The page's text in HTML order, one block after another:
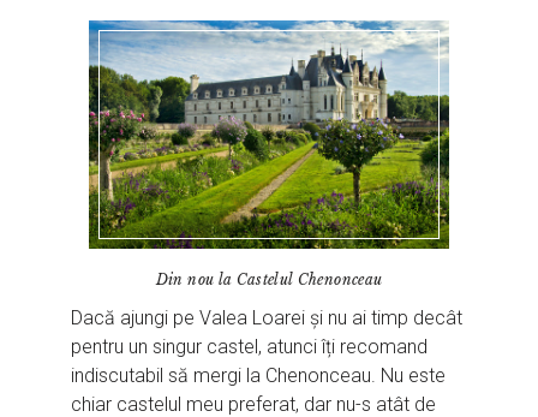
Din nou la Castelul Chenonceau
Dacă ajungi pe Valea Loarei și nu ai timp decât
pentru un singur castel, atunci îți recomand
indiscutabil să mergi la Chenonceau. Nu este
chiar castelul meu preferat, dar nu-s atât de